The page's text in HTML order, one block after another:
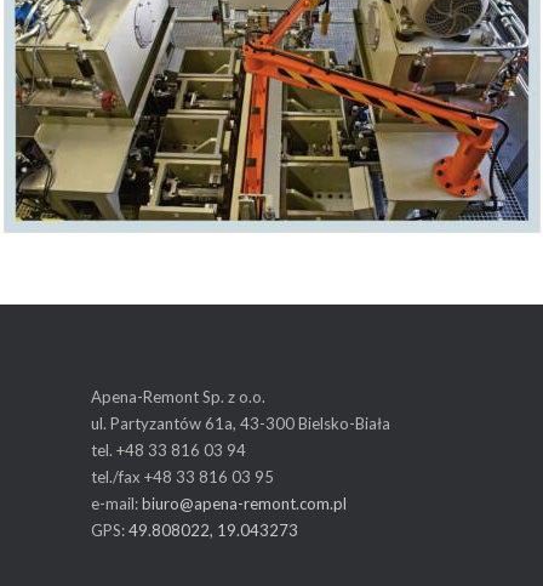
Apena-Remont Sp. z o.o.
ul. Partyzantów 61a, 43-300 Bielsko-Biała
tel. +48 33 816 03 94
tel./fax +48 33 816 03 95
e-mail:biuro@apena-remont.com.pl
GPS:49.808022, 19.043273